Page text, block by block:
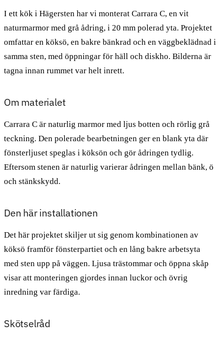
I ett kök i Hägersten har vi monterat Carrara C, en vit
naturmarmor med grå ådring, i 20 mm polerad yta. Projektet
omfattar en köksö, en bakre bänkrad och en väggbeklädnad i
samma sten, med öppningar för häll och diskho. Bilderna är
tagna innan rummet var helt inrett.
Om materialet
Carrara C är naturlig marmor med ljus botten och rörlig grå
teckning. Den polerade bearbetningen ger en blank yta där
fönsterljuset speglas i köksön och gör ådringen tydlig.
Eftersom stenen är naturlig varierar ådringen mellan bänk, ö
och stänkskydd.
Den här installationen
Det här projektet skiljer ut sig genom kombinationen av
köksö framför fönsterpartiet och en lång bakre arbetsyta
med sten upp på väggen. Ljusa trästommar och öppna skåp
visar att monteringen gjordes innan luckor och övrig
inredning var färdiga.
Skötselråd